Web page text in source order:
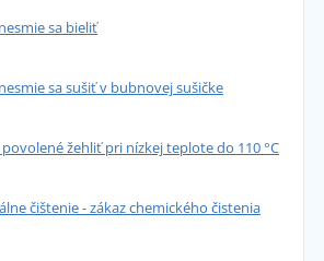
sa bieliť
sa sušiť v bubnovej sušičke
žehliť pri nízkej teplote do 110 °C
čištenie - zákaz chemického čistenia